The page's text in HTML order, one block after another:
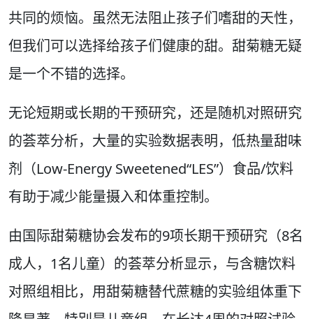
共同的烦恼。虽然无法阻止孩子们嗜甜的天性，
但我们可以选择给孩子们健康的甜。甜菊糖无疑
是一个不错的选择。
无论短期或长期的干预研究，还是随机对照研究
的荟萃分析，大量的实验数据表明，低热量甜味
剂（Low-Energy Sweetened“LES”）食品/饮料
有助于减少能量摄入和体重控制。
由国际甜菊糖协会发布的9项长期干预研究（8名
成人，1名儿童）的荟萃分析显示，与含糖饮料
对照组相比，用甜菊糖替代蔗糖的实验组体重下